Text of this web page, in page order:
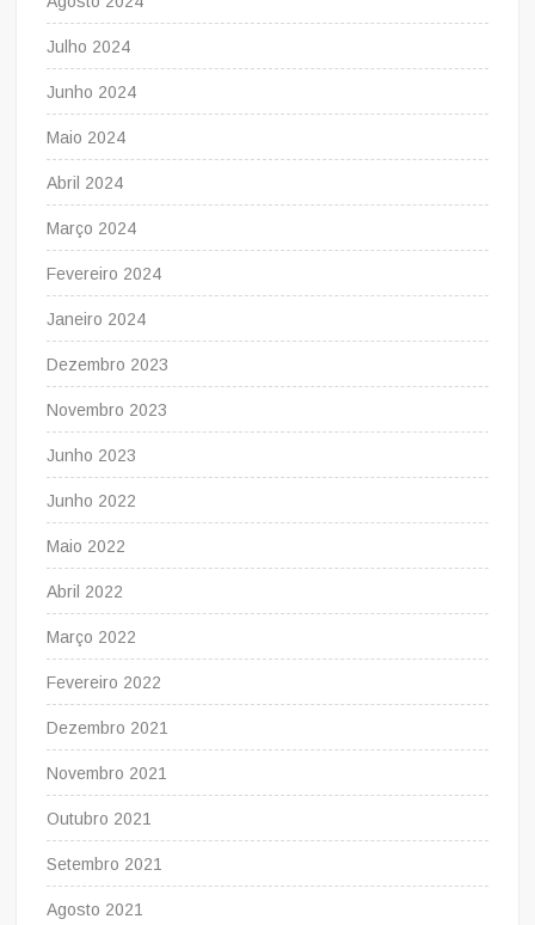
Julho 2024
Junho 2024
Maio 2024
Abril 2024
Março 2024
Fevereiro 2024
Janeiro 2024
Dezembro 2023
Novembro 2023
Junho 2023
Junho 2022
Maio 2022
Abril 2022
Março 2022
Fevereiro 2022
Dezembro 2021
Novembro 2021
Outubro 2021
Setembro 2021
Agosto 2021